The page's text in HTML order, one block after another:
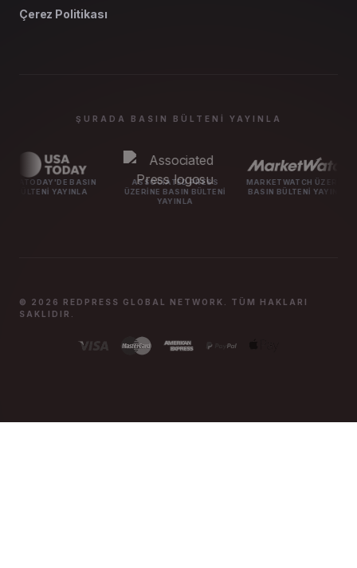
Çerez Politikası
ŞURADA BASIN BÜLTENI YAYINLA
BASIN
ASSOCIATED PRESS
ÜZERINE BASIN BÜLTENI
MARKETWATCH ÜZERINE
BASIN BÜLTENI YAYINLA
MASHABLE
© 2026 REDPRESS GLOBAL NETWORK. TÜM HAKLARI
SAKLIDIR.